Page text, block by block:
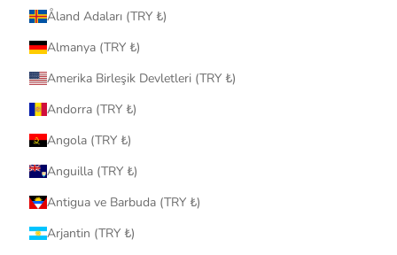
Åland Adaları (TRY ₺)
Almanya (TRY ₺)
Amerika Birleşik Devletleri (TRY ₺)
Andorra (TRY ₺)
Angola (TRY ₺)
Anguilla (TRY ₺)
Antigua ve Barbuda (TRY ₺)
Arjantin (TRY ₺)